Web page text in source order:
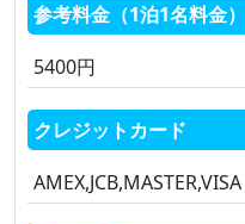
参考料金（1泊1名料金）
5400円
クレジットカード
AMEX,JCB,MASTER,VISA